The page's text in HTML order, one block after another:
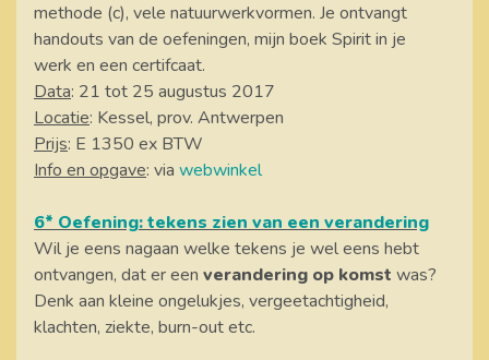
methode (c), vele natuurwerkvormen. Je ontvangt
handouts van de oefeningen, mijn boek Spirit in je
werk en een certifcaat.
Data: 21 tot 25 augustus 2017
Locatie: Kessel, prov. Antwerpen
Prijs: E 1350 ex BTW
Info en opgave: via webwinkel
6* Oefening: tekens zien van een verandering
Wil je eens nagaan welke tekens je wel eens hebt
ontvangen, dat er een verandering op komst was?
Denk aan kleine ongelukjes, vergeetachtigheid,
klachten, ziekte, burn-out etc.